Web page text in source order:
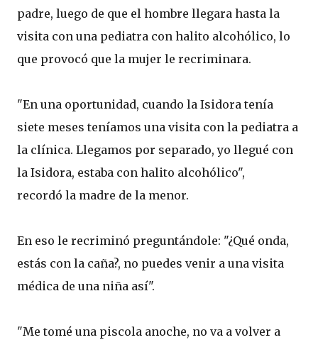
padre, luego de que el hombre llegara hasta la
visita con una pediatra con halito alcohólico, lo
que provocó que la mujer le recriminara.
"En una oportunidad, cuando la Isidora tenía
siete meses teníamos una visita con la pediatra a
la clínica. Llegamos por separado, yo llegué con
la Isidora, estaba con halito alcohólico",
recordó la madre de la menor.
En eso le recriminó preguntándole: "¿Qué onda,
estás con la caña?, no puedes venir a una visita
médica de una niña así".
"Me tomé una piscola anoche, no va a volver a